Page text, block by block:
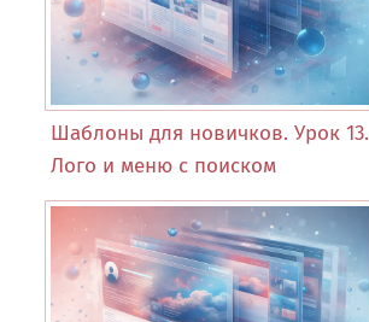
Шаблоны для новичков. Урок 13.
Лого и меню с поиском